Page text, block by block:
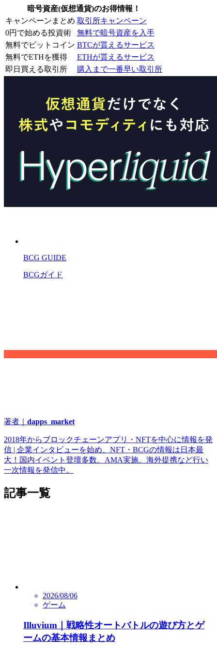
暗号資産(仮想通貨)のお得情報！
キャンペーンまとめ 取引所キャンペーン
0円で始める投資術
無料で暗号資産を入手
無料でビットコイン BTCが貰えるサービス
無料でETHを獲得
ETHが貰えるサービス
即日買える取引所
購入まで一番早い取引所
BCG GUIDE
BCGガイド
著者｜ dapps_market
2018年からブロックチェーンアプリ・NFTを中心に情報を発
信 | 企業インタビューを始め、NFT・BCGの情報は日本最
大！国内イベント登壇多数、AMA実施、海外提携など行い
一次情報を発信中。
記事一覧
2026/08/06
ゲーム
Illuvium｜戦略性オートバトルの遊び方とゲ
ームの基本情報まとめ